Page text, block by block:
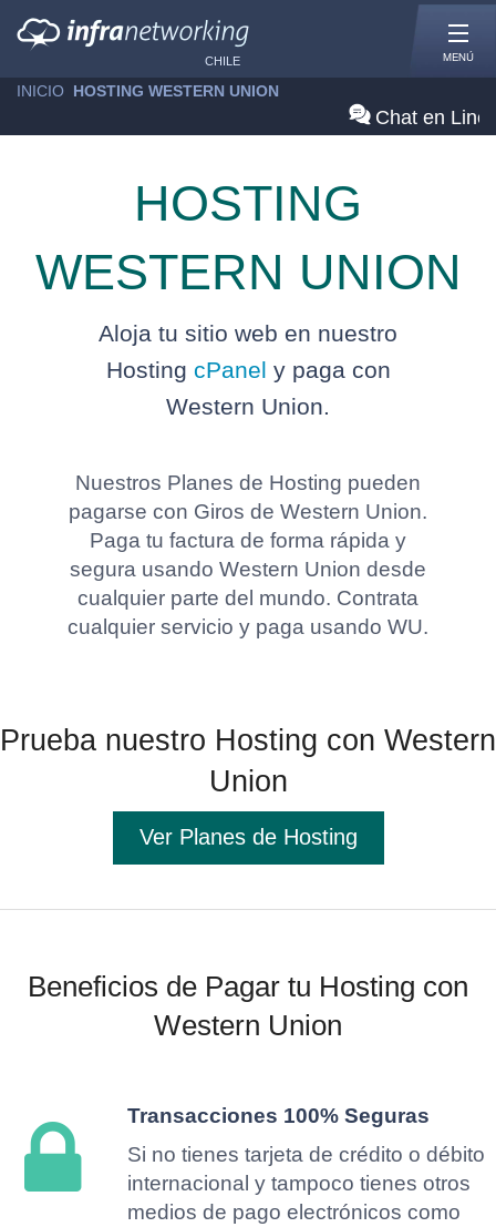
CHILE MENÚ
INICIO »HOSTING WESTERN UNION
Chat en
HOSTING
WESTERN UNION
Aloja tu sitio web en nuestro
Hosting cPanel y paga con
Western Union.
Nuestros Planes de Hosting pueden
pagarse con Giros de Western Union.
Paga tu factura de forma rápida y
segura usando Western Union desde
cualquier parte del mundo. Contrata
cualquier servicio y paga usando WU.
Prueba nuestro Hosting con Western
Union
Ver Planes de Hosting
Beneficios de Pagar tu Hosting con
Western Union
Transacciones 100% Seguras
Si no tienes tarjeta de crédito o débito
internacional y tampoco tienes otros
medios de pago electrónicos como